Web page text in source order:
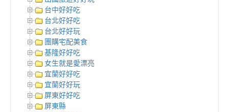
台中好好吃
台北好好吃
台北好好玩
團購宅配美食
基隆好好吃
女生就是愛漂亮
宜蘭好好吃
宜蘭好好玩
屏東好好吃
屏東縣